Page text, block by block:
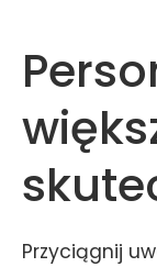
Przyciągnij